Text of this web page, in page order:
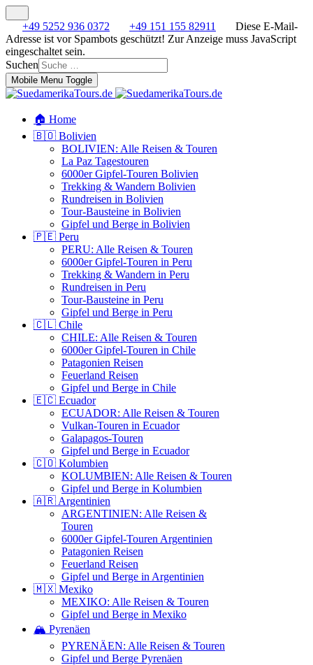
+49 5252 936 0372 +49 151 155 82911
Diese E-Mail-
Adresse ist vor Spambots geschützt! Zur Anzeige muss JavaScript
eingeschaltet sein.
Suchen
Mobile Menu Toggle
🏠 Home
🇧🇴 Bolivien
BOLIVIEN: Alle Reisen & Touren
La Paz Tagestouren
6000er Gipfel-Touren Bolivien
Trekking & Wandern Bolivien
Rundreisen in Bolivien
Tour-Bausteine in Bolivien
Gipfel und Berge in Bolivien
🇵🇪 Peru
PERU: Alle Reisen & Touren
6000er Gipfel-Touren in Peru
Trekking & Wandern in Peru
Rundreisen in Peru
Tour-Bausteine in Peru
Gipfel und Berge in Peru
🇨🇱 Chile
CHILE: Alle Reisen & Touren
6000er Gipfel-Touren in Chile
Patagonien Reisen
Feuerland Reisen
Gipfel und Berge in Chile
🇪🇨 Ecuador
ECUADOR: Alle Reisen & Touren
Vulkan-Touren in Ecuador
Galapagos-Touren
Gipfel und Berge in Ecuador
🇨🇴 Kolumbien
KOLUMBIEN: Alle Reisen & Touren
Gipfel und Berge in Kolumbien
🇦🇷 Argentinien
ARGENTINIEN: Alle Reisen &
Touren
6000er Gipfel-Touren Argentinien
Patagonien Reisen
Feuerland Reisen
Gipfel und Berge in Argentinien
🇲🇽 Mexiko
MEXIKO: Alle Reisen & Touren
Gipfel und Berge in Mexiko
🏔️ Pyrenäen
PYRENÄEN: Alle Reisen & Touren
Gipfel und Berge Pyrenäen